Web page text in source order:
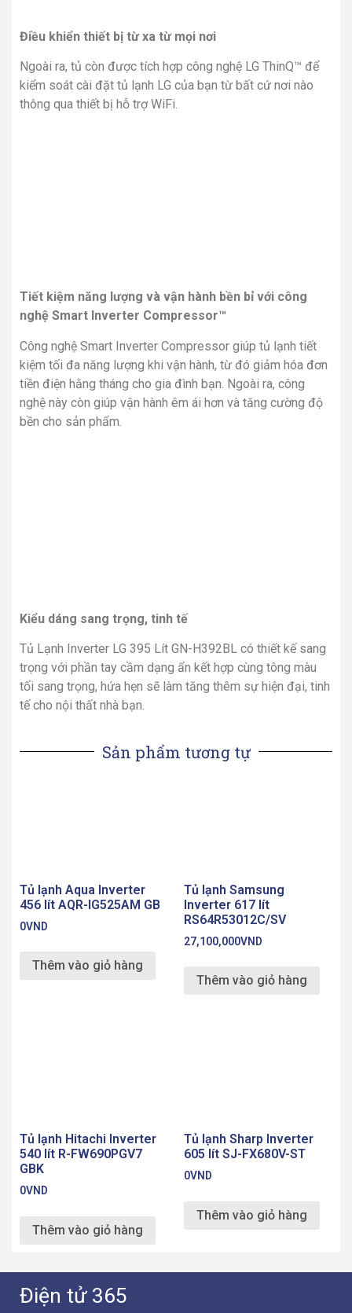
Điều khiển thiết bị từ xa từ mọi nơi
Ngoài ra, tủ còn được tích hợp công nghệ LG ThinQ™ để
kiểm soát cài đặt tủ lạnh LG của bạn từ bất cứ nơi nào
thông qua thiết bị hỗ trợ WiFi.
Tiết kiệm năng lượng và vận hành bền bỉ với công
nghệ Smart Inverter Compressor™
Công nghệ Smart Inverter Compressor giúp tủ lạnh tiết
kiệm tối đa năng lượng khi vận hành, từ đó giảm hóa đơn
tiền điện hằng tháng cho gia đình bạn. Ngoài ra, công
nghệ này còn giúp vận hành êm ái hơn và tăng cường độ
bền cho sản phẩm.
Kiểu dáng sang trọng, tinh tế
Tủ Lạnh Inverter LG 395 Lít GN-H392BL có thiết kế sang
trọng với phần tay cầm dạng ẩn kết hợp cùng tông màu
tối sang trọng, hứa hẹn sẽ làm tăng thêm sự hiện đại, tinh
tế cho nội thất nhà bạn.
Sản phẩm tương tự
Tủ lạnh Aqua Inverter
456 lít AQR-IG525AM GB
0VND
Thêm vào giỏ hàng
Tủ lạnh Samsung
Inverter 617 lít
RS64R53012C/SV
27,100,000VND
Thêm vào giỏ hàng
Tủ lạnh Hitachi Inverter
540 lít R-FW690PGV7
GBK
0VND
Thêm vào giỏ hàng
Tủ lạnh Sharp Inverter
605 lít SJ-FX680V-ST
0VND
Thêm vào giỏ hàng
Điện tử 365